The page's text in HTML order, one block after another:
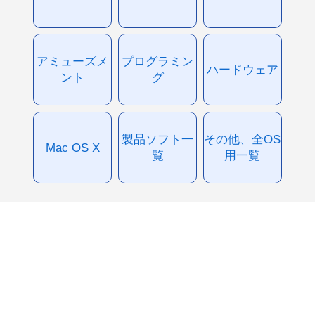
アミューズメ
ント
プログラミン
グ
ハードウェア
Mac OS X
製品ソフト一
覧
その他、全OS
用一覧